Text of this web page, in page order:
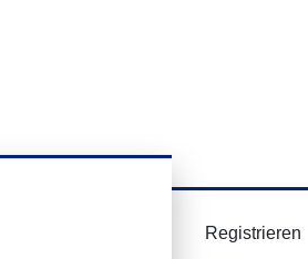
Registrieren